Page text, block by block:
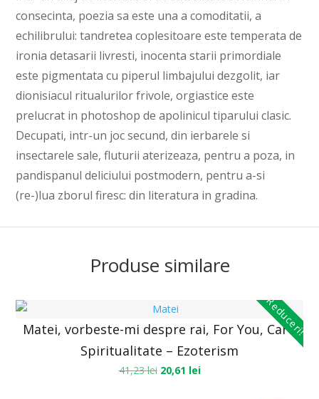
consecinta, poezia sa este una a comoditatii, a
echilibrului: tandretea coplesitoare este temperata de
ironia detasarii livresti, inocenta starii primordiale
este pigmentata cu piperul limbajului dezgolit, iar
dionisiacul ritualurilor frivole, orgiastice este
prelucrat in photoshop de apolinicul tiparului clasic.
Decupati, intr-un joc secund, din ierbarele si
insectarele sale, fluturii aterizeaza, pentru a poza, in
pandispanul deliciului postmodern, pentru a-si
(re-)lua zborul firesc: din literatura in gradina.
Produse similare
Reduceri!
Matei, vorbeste-mi despre rai, For You, Carti
Spiritualitate – Ezoterism
41,23lei 20,61 lei